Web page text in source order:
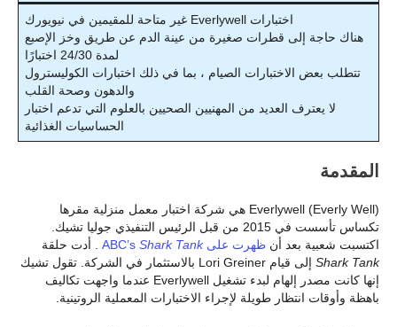
اختبارات Everlywell غير متاحة للمقيمين في نيويورك
هناك حاجة إلى قطرات صغيرة من عينة الدم عن طريق وخز الإصبع
لمدة 24/30 اختبارًا
تتطلب بعض الاختبارات الصيام ، بما في ذلك اختبارات الكوليسترول
والدهون وصحة القلب
لا يعترف العديد من المهنيين الصحيين بالعلوم التي تدعم اختبار
الحساسيات الغذائية
المقدمة
Everlywell (Everly Well) هي شركة اختبار معمل منزلية مقرها
تكساس تأسست في 2015 من قبل الرئيس التنفيذي جوليا تشيك.
اكتسبت شعبية بعد أن ظهرت على ABC’sShark Tank
. أدت حلقة
Shark Tank
إلى قيام Lori Greiner بالاستثمار في الشركة. تقول تشيك
إنها كانت مصدر إلهام لبدء تشغيل Everlywell عندما واجهت تكاليف
باهظة وأوقات انتظار طويلة لإجراء الاختبارات المعملية الروتينية.